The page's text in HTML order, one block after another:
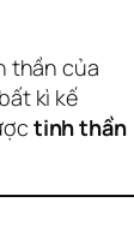
thần của
kì kế
tinh thần